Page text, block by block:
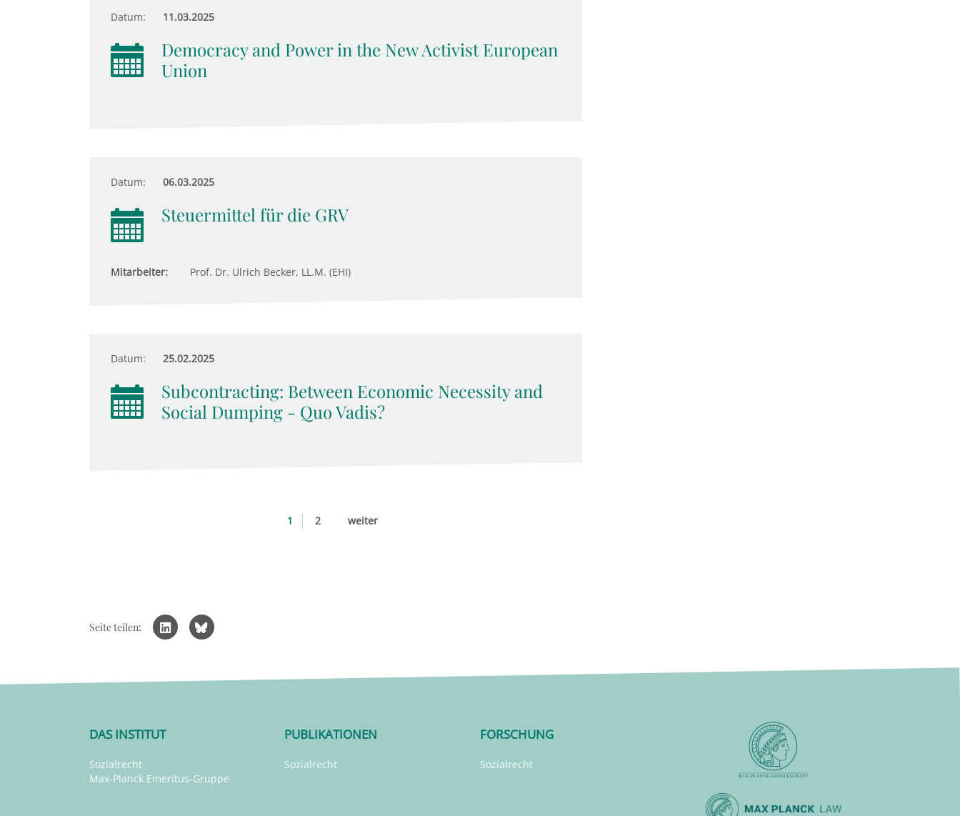
Datum: 11.03.2025
Democracy and Power in the New Activist European
Union
Datum: 06.03.2025
Steuermittel für die GRV
Mitarbeiter: Prof. Dr. Ulrich Becker, LL.M. (EHI)
Datum: 25.02.2025
Subcontracting: Between Economic Necessity and
Social Dumping - Quo Vadis?
1 2 weiter
Seite teilen:
DAS INSTITUT
Sozialrecht
Max-Planck Emeritus-Gruppe
PUBLIKATIONEN
Sozialrecht
FORSCHUNG
Sozialrecht